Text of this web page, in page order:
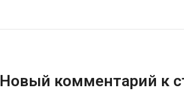
Новый комментарий к